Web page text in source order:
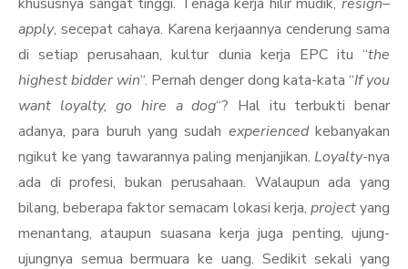
apply, secepat cahaya. Karena kerjaannya cenderung sama
di setiap perusahaan, kultur dunia kerja EPC itu “the
highest bidder win“. Pernah denger dong kata-kata “If you
want loyalty, go hire a dog“? Hal itu terbukti benar
adanya, para buruh yang sudah experiencedkebanyakan
ngikut ke yang tawarannya paling menjanjikan. Loyalty-nya
ada di profesi, bukan perusahaan. Walaupun ada yang
bilang, beberapa faktor semacam lokasi kerja, projectyang
menantang, ataupun suasana kerja juga penting, ujung-
ujungnya semua bermuara ke uang. Sedikit sekali yang